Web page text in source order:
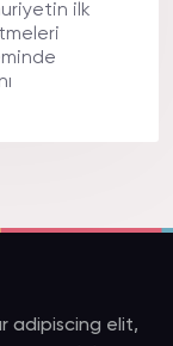
ilk
adipiscing elit,